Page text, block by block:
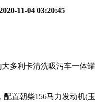
11-04 03:20:45
多利卡清洗吸污车一体
置朝柴156马力发动机(